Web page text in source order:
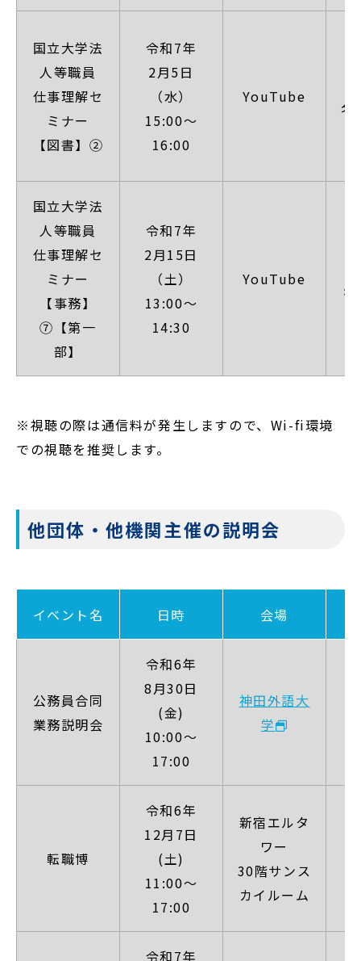
国立大学法
人等職員
仕事理解セ
ミナー
【図書】②
令和7年
2月5日
（水）
15:00～
16:00
YouTube
名
国立大学法
人等職員
仕事理解セ
ミナー
【事務】
⑦【第一
部】
令和7年
2月15日
（土）
13:00～
14:30
YouTube
※視聴の際は通信料が発生しますので、Wi-fi環境
での視聴を推奨します。
他団体・他機関主催の説明会
イベント名 日時 会場
公務員合同
業務説明会
令和6年
8月30日
(金)
10:00～
17:00
神田外語大
学
転職博
令和6年
12月7日
(土)
11:00～
17:00
新宿エルタ
ワー
30階サンス
カイルーム
令和7年